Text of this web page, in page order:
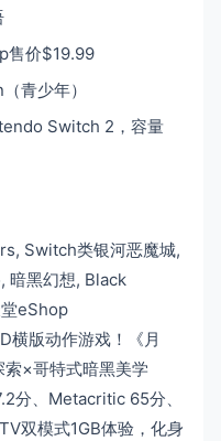
售价$19.99
青少年）
Switch 2，容量
Switch类银河恶魔城,
暗黑幻想, Black
eShop
横版动作游戏！《月
×哥特式暗黑美学
分、Metacritic 65分、
双模式1GB体验，化身